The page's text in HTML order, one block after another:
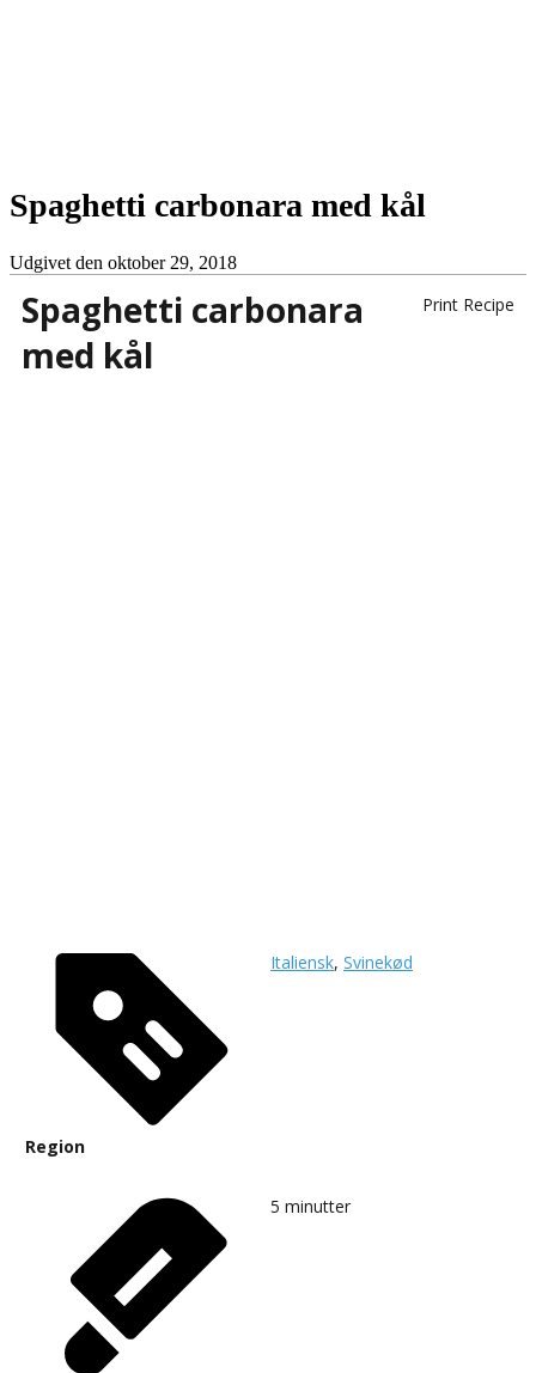
Spaghetti carbonara med kål
Udgivet den oktober 29, 2018
Print Recipe
Spaghetti carbonara
med kål
Region
Italiensk, Svinekød
5 minutter